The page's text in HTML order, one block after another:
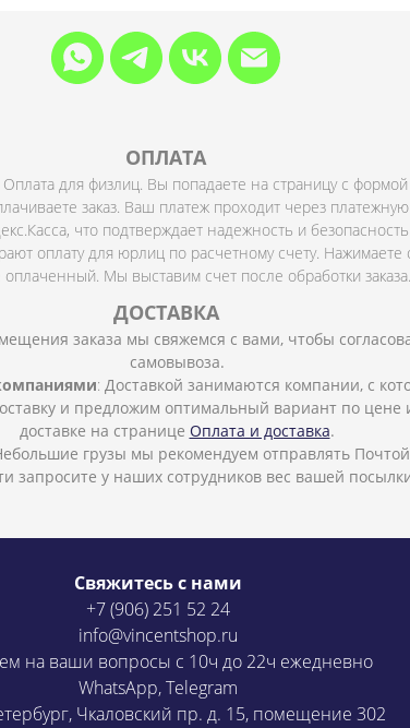
ОПЛАТА
для физлиц. Вы попадаете на страницу с
заказ. Ваш платеж проходит через
что подтверждает надежность и
оплату для юрлиц по расчетному счету. Нажимаете
оплаченный. Мы выставим счет после обработки заказа.
ДОСТАВКА
заказа мы свяжемся с вами, чтобы
самовывоза.
: Доставкой занимаются компании, с
и предложим оптимальный вариант по цене
доставке на странице Оплата и доставка.
грузы мы рекомендуем отправлять
запросите у наших сотрудников вес вашей
Свяжитесь с нами
+7 (906) 251 52 24
info@vincentshop.ru
на ваши вопросы с 10ч до 22ч ежедневно
WhatsApp, Telegram
Чкаловский пр. д. 15, помещение 302